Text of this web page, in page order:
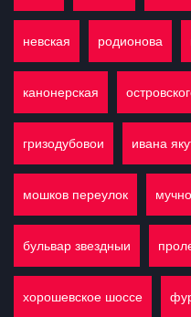
невская родионова
канонерская
гризодубовои ивана
мошков переулок
бульвар звездныи
хорошевское шоссе